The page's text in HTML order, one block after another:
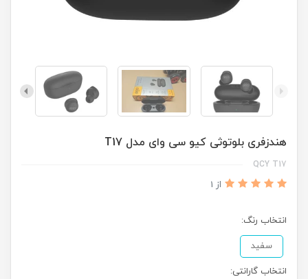
هندزفری بلوتوثی کیو سی وای مدل T17
QCY T17
از 1
انتخاب رنگ:
سفید
انتخاب گارانتی: